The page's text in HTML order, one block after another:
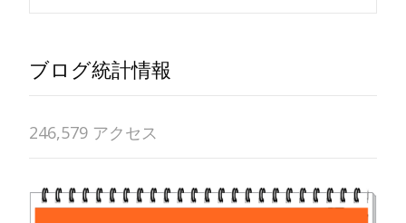
navigation
ブログ統計情報
246,579 アクセス